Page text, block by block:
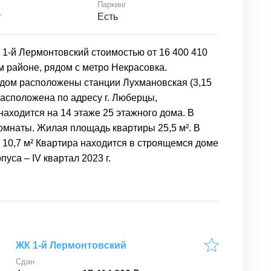
Паркинг
Есть
й Лермонтовский стоимостью от 16 400 410
районе, рядом с метро Некрасовка.
расположены станции Лухмановская (3,15
по адресу г. Люберцы,
на 14 этаже 25 этажного дома. В
Жилая площадь квартиры 25,5 м². В
м² Квартира находится в строящемся доме
– IV квартал 2023 г.
ЖК 1-й Лермонтовский
Сдан